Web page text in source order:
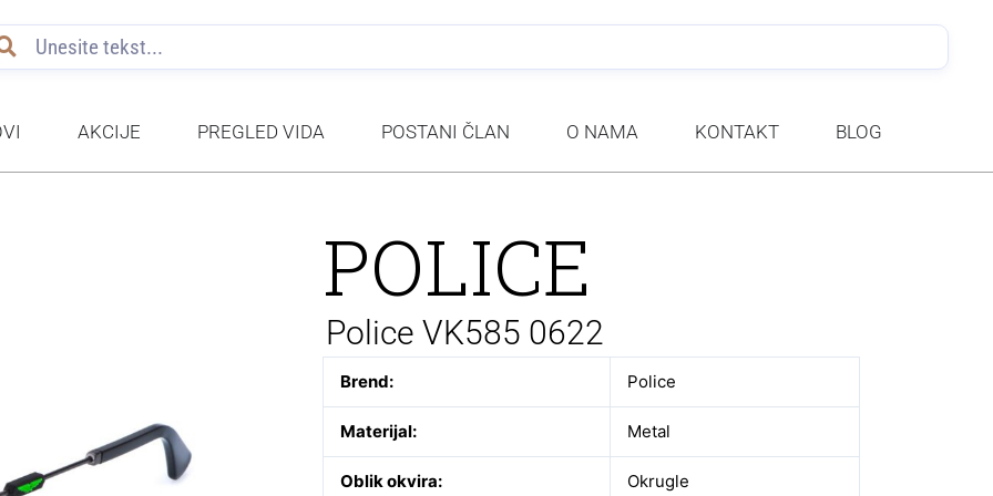
AKCIJE PREGLED VIDA POSTANI ČLAN O NAMA KONTAKT BLOG
POLICE
Police VK585 0622
Brend: Police
Materijal: Metal
Oblik okvira: Okrugle